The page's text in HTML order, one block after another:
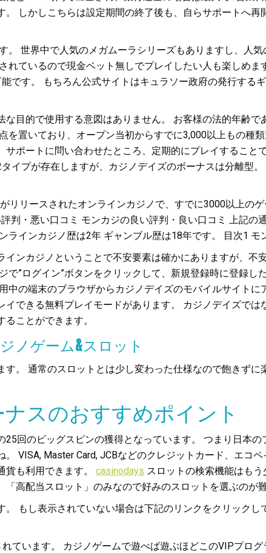
しかしこちらは設定期間の終了後も、自らサポートへ
。 世界中で人気のメガムーラシリーズもありますし、人
れているので現金ベット無しでプレイしたい人も楽しめ
です。 もちろん公式サイトはキュラソー政府の発行する
目的で使用する意図はありません。 お客様の法的年齢
を置いており、オープン当初からすでに3,000以上もの種
ポートに問い合わせたところ、定期的にプレイすること
イプが存在しますが、カジノデイズのボーナスは分離型
リリースされたオンラインカジノで、すでに3000以上の
判・悪い口コミ モンカジの良い評判・良い口コミ 上記の
インカジノ歴は2年 ギャンブル歴は18年です。 目次1 モ
ンカジノということで不安要素は確かにありますが、不
”ログイン”ボタンをクリックして、新規登録時に登録し
中の端末のブラウザからカジノデイズのモバイルサイト
できる無料プレイモードがあります。 カジノデイズで
ことができます。
ノゲーム&スロット
。 通常のスロットとは少し変わった仕様なので飽きずに
スのおすすめポイント
回のビッグスピンの獲得となっています。 つまり日本
VISA, Master Card, JCBなどのクレジットカード、エコ
貨も利用できます。 casinodays スロットの検索機能はも
高配当スロット」のみなので好みのスロットを選ぶのが
もし表示されていない場合は下記のリンクをクリック
ています。 カジノゲームで遊べば遊ぶほどこのVIPプロ